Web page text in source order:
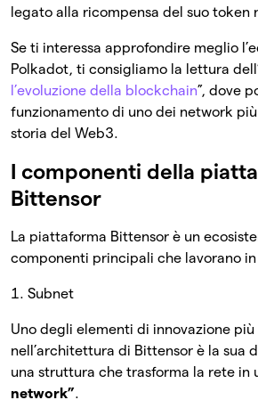
legato alla ricompensa del suo token
Se ti interessa approfondire meglio
Polkadot, ti consigliamo la lettura
l’evoluzione della blockchain”, dove
funzionamento di uno dei network
storia del Web3.
I componenti della
Bittensor
La piattaforma Bittensor è un
componenti principali che lavorano
1. Subnet
Uno degli elementi di innovazione
nell’architettura di Bittensor è la sua
una struttura che trasforma la rete in
network”.